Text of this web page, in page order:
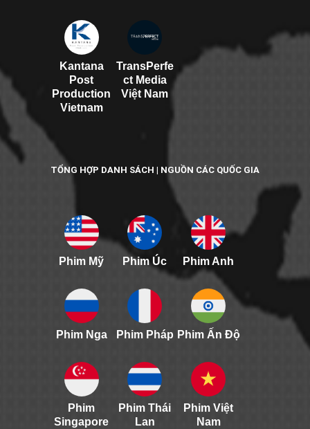
Kantana
Post
Production
Vietnam
TransPerfe
ct Media
Việt Nam
TỔNG HỢP DANH SÁCH | NGUỒN CÁC QUỐC GIA
Phim Mỹ Phim Úc Phim Anh
Phim Nga Phim Pháp Phim Ấn Độ
Phim
Singapore
Phim Thái
Lan
Phim Việt
Nam